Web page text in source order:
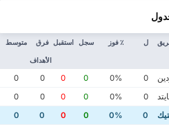
ل ٪ فوز سجل استقبل فرق
الأهداف
متوسط
0
0%
0
0
0
0
0
0%
0
0
0
0
0
0%
0
0
0
0